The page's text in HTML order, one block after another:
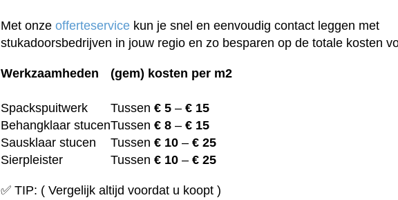
Met onzeofferteservice kun je snel en eenvoudig contact leggen met
stukadoorsbedrijven in jouw regio en zo besparen op de totale kosten
Werkzaamheden (gem) kosten per m2
Spackspuitwerk Tussen€ 5 –€ 15
Behangklaar stucenTussen€ 8 –€ 15
Sausklaar stucen
Tussen€ 10 –€ 25
Sierpleister
Tussen€ 10 –€ 25
✅ TIP: ( Vergelijk altijd voordat u koopt )